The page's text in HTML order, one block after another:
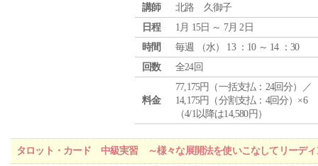
講師
北路 久御子
日程
1月 15日 ～ 7月 2日
時間
毎週 （水） 13 ：10 ～ 14 ：30
回数
全24回
料金
77,175円（一括支払：24回分）／
14,175円（分割支払：4回分）×6
（4/1以降は14,580円）
タロット・カード 中級実習 ～様々な展開法を使いこなしてリーディ